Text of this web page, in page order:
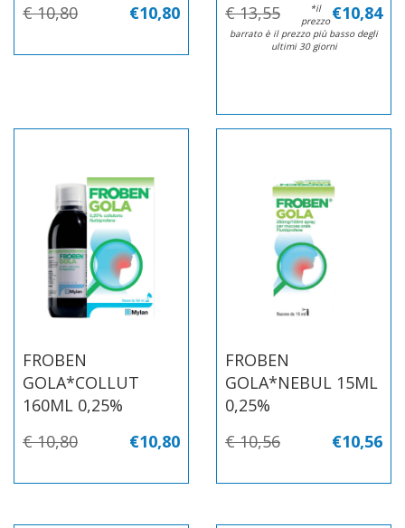
€10,80
€ 10,80 € 13,55 €10,84
*il
prezzo
barrato è il prezzo più basso degli
ultimi 30 giorni
FROBEN
GOLA*COLLUT
160ML 0,25%
€10,80
€ 10,80
FROBEN
GOLA*NEBUL 15ML
0,25%
€10,56
€ 10,56